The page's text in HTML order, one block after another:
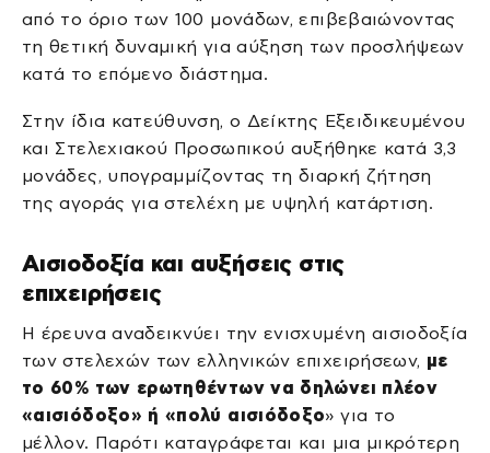
από το όριο των 100 μονάδων, επιβεβαιώνοντας
τη θετική δυναμική για αύξηση των προσλήψεων
κατά το επόμενο διάστημα.
Στην ίδια κατεύθυνση, ο Δείκτης Εξειδικευμένου
και Στελεχιακού Προσωπικού αυξήθηκε κατά 3,3
μονάδες, υπογραμμίζοντας τη διαρκή ζήτηση
της αγοράς για στελέχη με υψηλή κατάρτιση.
Αισιοδοξία και αυξήσεις στις
επιχειρήσεις
Η έρευνα αναδεικνύει την ενισχυμένη αισιοδοξία
των στελεχών των ελληνικών επιχειρήσεων, με
το 60% των ερωτηθέντων να δηλώνει πλέον
«αισιόδοξο» ή «πολύ αισιόδοξο» για το
μέλλον. Παρότι καταγράφεται και μια μικρότερη